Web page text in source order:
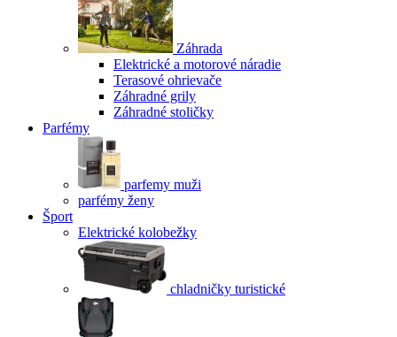
Záhrada
Elektrické a motorové náradie
Terasové ohrievače
Záhradné grily
Záhradné stoličky
Parfémy
parfemy muži
parfémy ženy
Šport
Elektrické kolobežky
chladničky turistické